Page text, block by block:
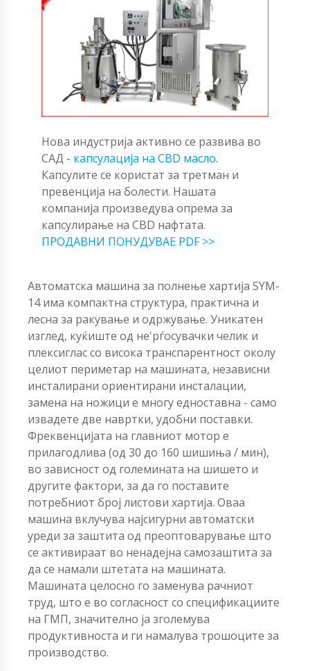
Нова индустрија активно се развива во
САД - капсулација на CBD масло.
Капсулите се користат за третман и
превенција на болести. Нашата
компанија произведува опрема за
капсулирање на CBD нафтата.
ПРОДАВНИ ПОНУДУВАЕ PDF >>
Автоматска машина за полнење хартија SYM-
14 има компактна структура, практична и
лесна за ракување и одржување. Уникатен
изглед, куќиште од не'рѓосувачки челик и
плексиглас со висока транспарентност околу
целиот периметар на машината, независни
инсталирани ориентирани инсталации,
замена на ножици е многу едноставна - само
извадете две навртки, удобни поставки.
Фреквенцијата на главниот мотор е
прилагодлива (од 30 до 160 шишиња / мин),
во зависност од големината на шишето и
другите фактори, за да го поставите
потребниот број листови хартија. Оваа
машина вклучува најсигурни автоматски
уреди за заштита од преоптоварување што
се активираат во ненадејна самозаштита за
да се намали штетата на машината.
Машината целосно го заменува рачниот
труд, што е во согласност со спецификациите
на ГМП, значително ја зголемува
продуктивноста и ги намалува трошоците за
производство.